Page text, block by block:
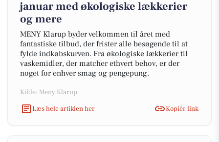
januar med økologiske lækkerier
og mere
MENY Klarup byder velkommen til året med
fantastiske tilbud, der frister alle besøgende til at
fylde indkøbskurven. Fra økologiske lækkerier til
vaskemidler, der matcher ethvert behov, er der
noget for enhver smag og pengepung.
Kilde: Meny Klarup
Læs hele artiklen her
Kopiér link